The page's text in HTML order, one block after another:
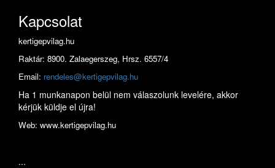
Kapcsolat
kertigepvilag.hu
Raktár: 8900. Zalaegerszeg, Hrsz. 6557/4
Email: rendeles@kertigepvilag.hu
Ha 1 munkanapon belül nem válaszolunk levelére, akkor
kérjük küldje el újra!
Web: www.kertigepvilag.hu
...